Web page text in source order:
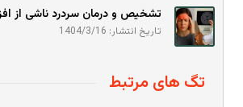
تشخیص و درمان سردرد ناشی از
تاریخ انتشار: 1404/3/16
تگ های مرتبط